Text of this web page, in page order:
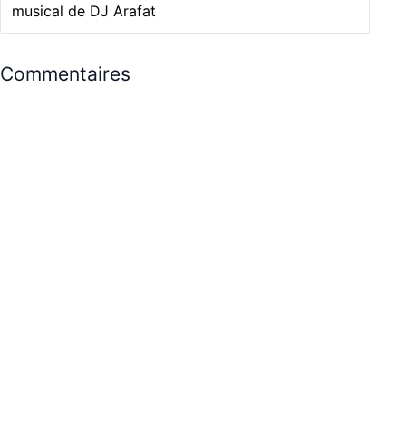
musical de DJ Arafat
Commentaires